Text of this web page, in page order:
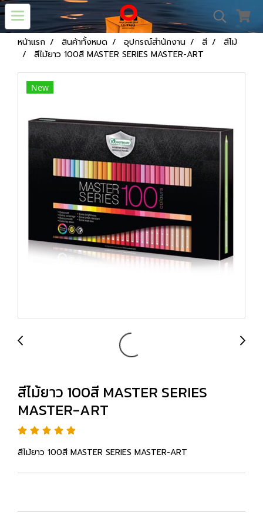
หน้าแรก สินค้าทั้งหมด อุปกรณ์สำนักงาน สี
สีไม้
สีไม้ยาว 100สี MASTER SERIES MASTER-ART
New
สีไม้ยาว 100สี MASTER SERIES
MASTER-ART
สีไม้ยาว 100สี MASTER SERIES MASTER-ART